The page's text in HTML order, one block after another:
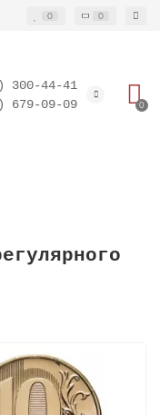
0 0
300-44-41
679-09-09
0